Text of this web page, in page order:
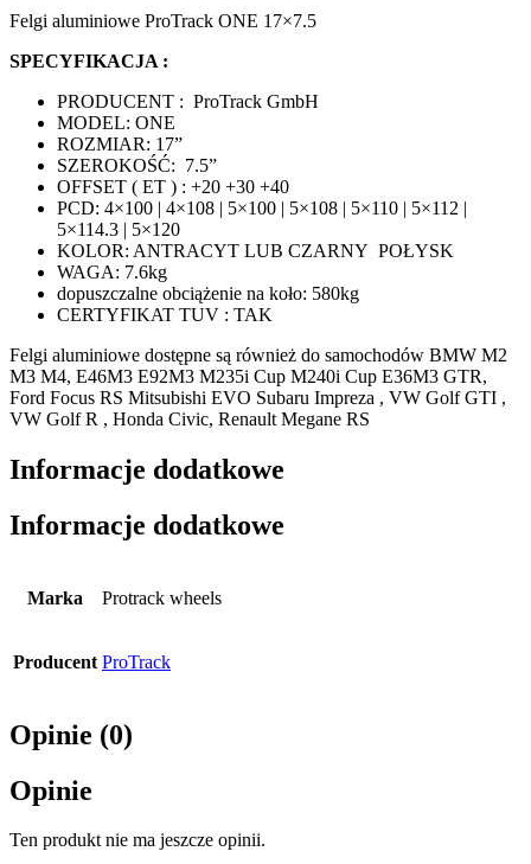
Felgi aluminiowe ProTrack ONE 17×7.5
SPECYFIKACJA :
PRODUCENT : ProTrack GmbH
MODEL: ONE
ROZMIAR: 17”
SZEROKOŚĆ: 7.5”
OFFSET ( ET ) : +20 +30 +40
PCD: 4×100 | 4×108 | 5×100 | 5×108 | 5×110 | 5×112 |
5×114.3 | 5×120
KOLOR: ANTRACYT LUB CZARNY POŁYSK
WAGA: 7.6kg
dopuszczalne obciążenie na koło: 580kg
CERTYFIKAT TUV : TAK
Felgi aluminiowe dostępne są również do samochodów BMW M2
M3 M4, E46M3 E92M3 M235i Cup M240i Cup E36M3 GTR,
Ford Focus RS Mitsubishi EVO Subaru Impreza , VW Golf GTI ,
VW Golf R , Honda Civic, Renault Megane RS
Informacje dodatkowe
Informacje dodatkowe
Marka Protrack wheels
Producent ProTrack
Opinie (0)
Opinie
Ten produkt nie ma jeszcze opinii.